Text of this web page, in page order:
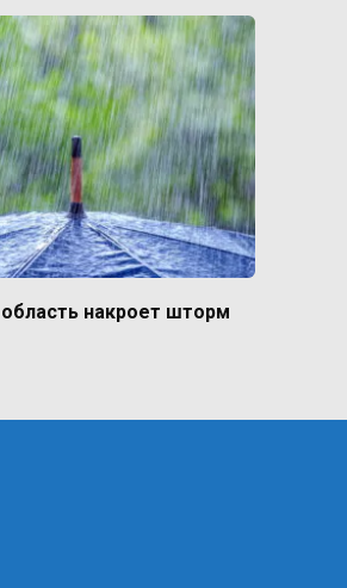
накроет шторм